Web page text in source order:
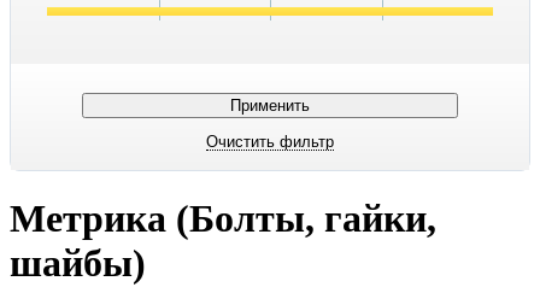
Метрика (Болты, гайки,
шайбы)